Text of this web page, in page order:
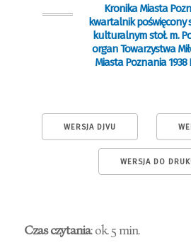
Kronika Miasta
kwartalnik poświęcony
kulturalnym stoł. m.
organ Towarzystwa
Miasta Poznania 1938
WERSJA DJVU
WERSJA DO
Czas czytania: ok. 5 min.